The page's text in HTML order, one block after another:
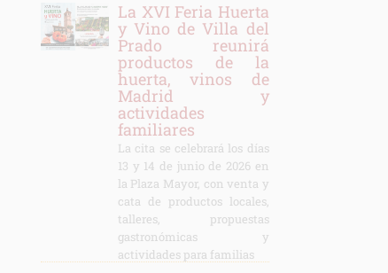
La XVI Feria Huerta
y Vino de Villa del
Prado reunirá
productos de la
huerta, vinos de
Madrid y
actividades
familiares
La cita se celebrará los días
13 y 14 de junio de 2026 en
la Plaza Mayor, con venta y
cata de productos locales,
talleres, propuestas
gastronómicas y
actividades para familias